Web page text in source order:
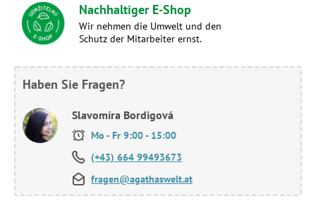
Nachhaltiger E-Shop
Wir nehmen die Umwelt und den
Schutz der Mitarbeiter ernst.
Haben Sie Fragen?
Slavomíra Bordigová
Mo - Fr 9:00 - 15:00
(+43) 664 99493673
fragen@agathaswelt.at